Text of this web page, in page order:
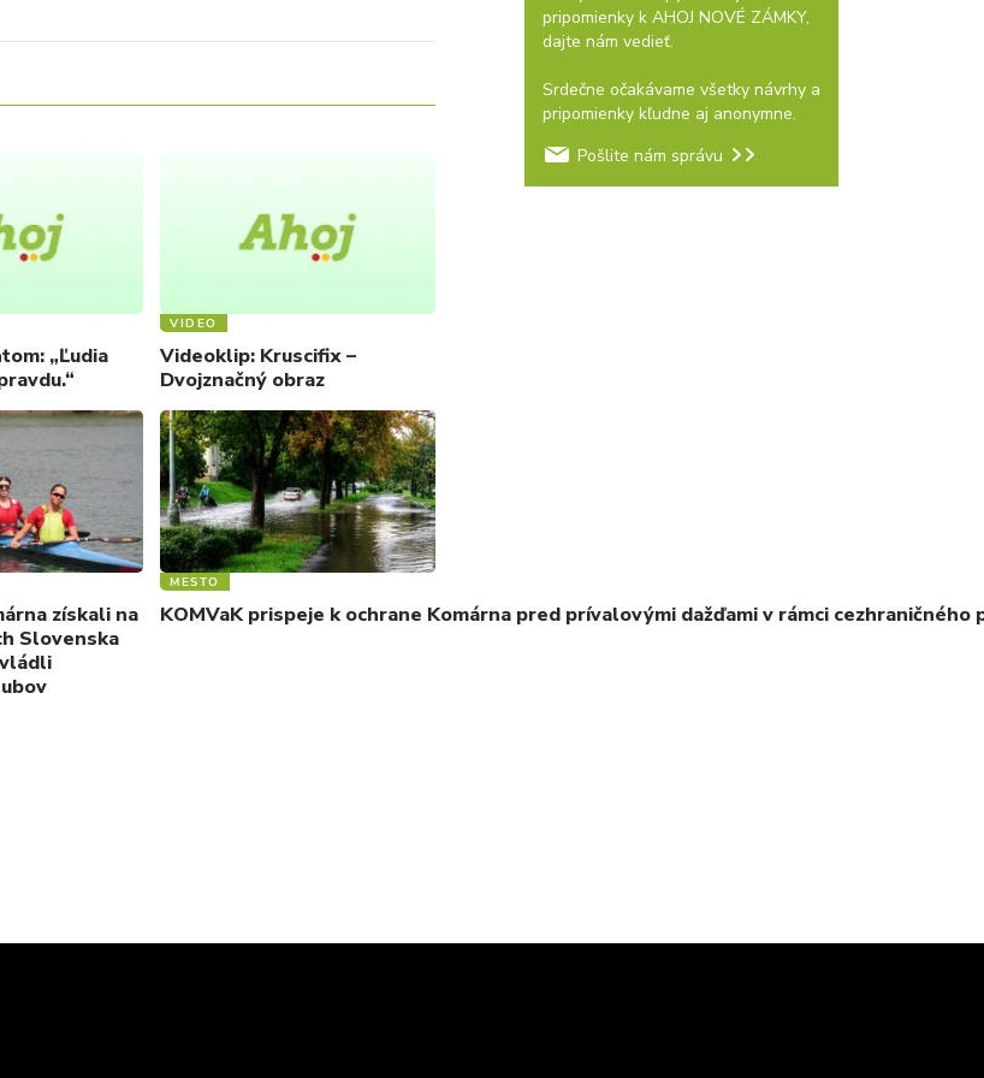
„Ľudia
VIDEO
Videoklip: Kruscifix –
Dvojznačný obraz
získali na
Slovenska
MESTO
KOMVaK prispeje k ochrane Komárna pred prívalovými dažďami v rámci cezhraničného
pripomienky k AHOJ NOVÉ ZÁMKY,
dajte nám vedieť.
Srdečne očakávame všetky návrhy a
pripomienky kľudne aj anonymne.
Pošlite nám správu